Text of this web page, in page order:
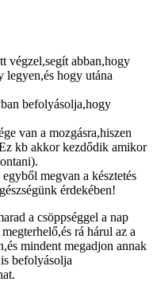
végzel,segít abban,hogy
legyen,és hogy utána
befolyásolja,hogy
van a mozgásra,hiszen
kb akkor kezdődik amikor
megvan a késztetés
érdekében!
a csöppséggel a nap
rá hárul az a
mindent megadjon annak
befolyásolja